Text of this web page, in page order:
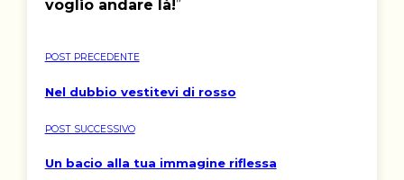
voglio andare là!”
POST PRECEDENTE
Nel dubbio vestitevi di rosso
POST SUCCESSIVO
Un bacio alla tua immagine riflessa